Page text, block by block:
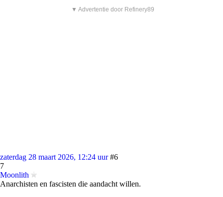
▼ Advertentie door Refinery89
zaterdag 28 maart 2026, 12:24 uur #6
7
Moonlith
Anarchisten en fascisten die aandacht willen.